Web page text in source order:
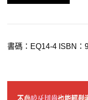
書碼：EQ14-4 ISBN：